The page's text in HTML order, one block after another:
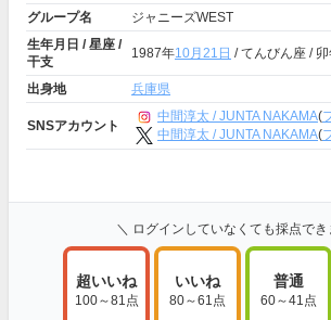
グループ名
ジャニーズWEST
生年月日 / 星座 /
干支
1987年10月21日 / てんびん座 /
出身地 兵庫県
SNSアカウント
中間淳太 / JUNTA NAKAMA(
中間淳太 / JUNTA NAKAMA(
＼ ログインしていなくても採点でき
超いいね
100～81点
いいね
80～61点
普通
60～41点